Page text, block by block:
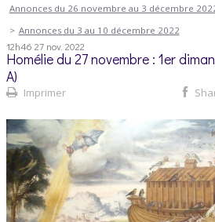
Annonces du 26 novembre au 3 décembre
Annonces du 3 au 10 décembre 2022
12h46 27 nov. 2022
Homélie du 27 novembre : 1er
A)
Imprimer